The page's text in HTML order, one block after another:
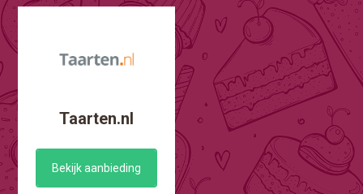
Taarten.nl
Bekijk aanbieding